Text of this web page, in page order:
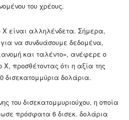
του χρέους.
X είναι αλληλένδετα. Σήμερα,
να συνδυάσουμε δεδομένα,
και ταλέντο», ανέφερε ο
προσθέτοντας ότι η αξία της
δισεκατομμύρια δολάρια.
του δισεκατομμυριούχου, η οποία
πρόσφατα 6 δισεκ. δολάρια